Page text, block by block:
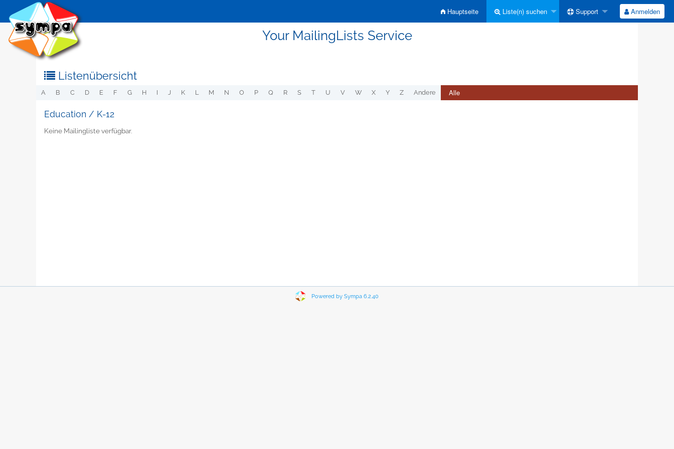
Hauptseite Liste(n) suchen Support Anmelden
Your MailingLists Service
Listenübersicht
A B C D E F G H I J K L M N O P Q R S T U V W X Y Z Andere Alle
Education / K-12
Keine Mailingliste verfügbar.
Powered by Sympa 6.2.40